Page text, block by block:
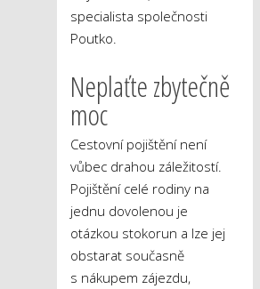
specialista společnosti
Poutko.
Neplaťte zbytečně
moc
Cestovní pojištění není
vůbec drahou záležitostí.
Pojištění celé rodiny na
jednu dovolenou je
otázkou stokorun a lze jej
obstarat současně
s nákupem zájezdu,